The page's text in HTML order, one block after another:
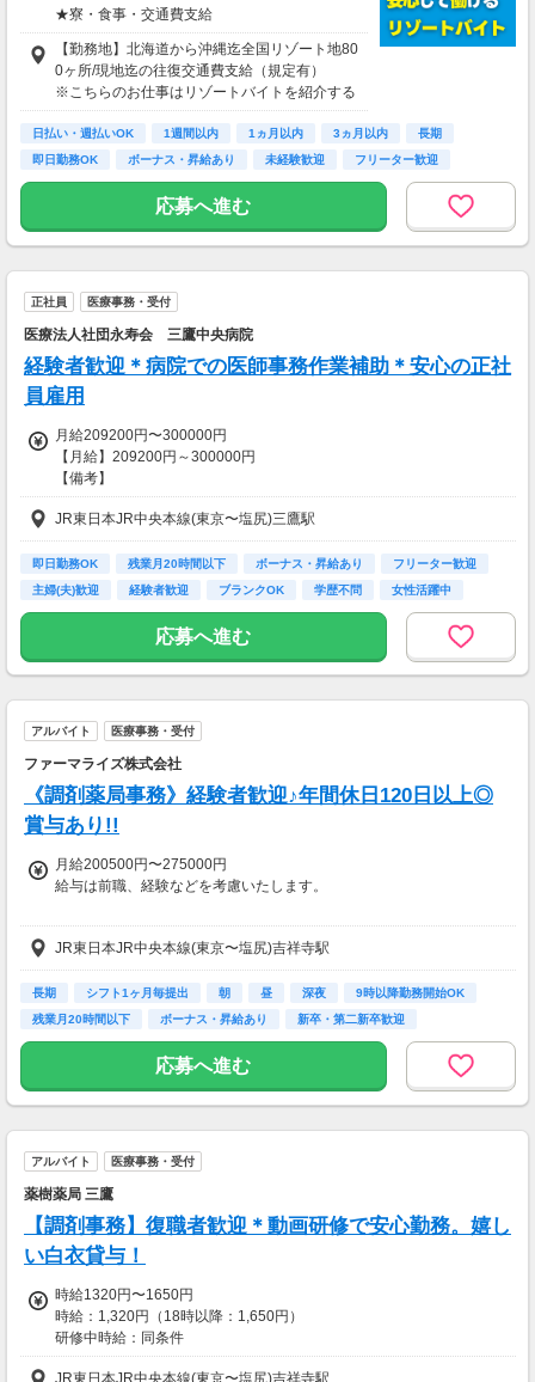
★寮・食事・交通費支給
住み込みのお仕事のため、以下の補助がありま
す。
・寮費・光熱費無料（個室あり）
・食事無料
・往復交通費支給（上限あり）
※勤務地による
生活費がかからないので、働いた分のほとんど
を貯金にまわすことができます！
▼月収例
25万5,300円
＝(時給1,200円×8h＋残業1h)×23日
▼貯金の目安
＜リゾートバイト＞
住まい ：無料
Wi-Fi代 ：無料
食費 ：無料
スマホ ：0.5万円
そのほか ：1.5万円
社会保険 ：3万円
支出合計 ：5万円
→毎月20万円程度の貯金が目指せます！
短期でお金を貯めたい方にはピッタリ！
【勤務地】北海道から沖縄迄全国リゾート地80
0ヶ所/現地迄の往復交通費支給（規定有）
※こちらのお仕事はリゾートバイトを紹介する
募集となっており実際に募集がある勤務地と異
なる場合がございます。
カウンセリングでご希望条件をお伺いし、全国
からお仕事をご案内いたします。※ご自宅から
★お仕事開始までの流れ★
日払い・週払いOK 1週間以内 1ヵ月以内 3ヵ月以内
長期
即日勤務OK
ボーナス・昇給あり 未経験歓迎 フリーター歓迎
応募へ進む
正社員 医療事務・受付
医療法人社団永寿会 三鷹中央病院
経験者歓迎＊病院での医師事務作業補助＊安心の正社
員雇用
月給209200円〜300000円
【月給】209200円～300000円
【備考】
経験に応じて考慮
【賞与】年2回 4ヶ月分
【昇給】前年度実績：1ヶ月あたり1600円～2100円
【交通費】
JR東日本JR中央本線(東京〜塩尻)三鷹駅
即日勤務OK 残業月20時間以下 ボーナス・昇給あり
フリーター歓迎
主婦(夫)歓迎
経験者歓迎 ブランクOK 学歴不問 女性活躍中
応募へ進む
アルバイト 医療事務・受付
ファーマライズ株式会社
《調剤薬局事務》経験者歓迎♪年間休日120日以上◎
賞与あり!!
月給200500円〜275000円
給与は前職、経験などを考慮いたします。
【交通費】
一部支給
JR東日本JR中央本線(東京〜塩尻)吉祥寺駅
長期 シフト1ヶ月毎提出 朝 昼 深夜
9時以降勤務開始OK
残業月20時間以下
ボーナス・昇給あり 新卒・第二新卒歓迎
応募へ進む
アルバイト 医療事務・受付
薬樹薬局 三鷹
【調剤事務】復職者歓迎＊動画研修で安心勤務。嬉し
い白衣貸与！
時給1320円〜1650円
時給：1,320円（18時以降：1,650円）
研修中時給：同条件
JR東日本JR中央本線(東京〜塩尻)吉祥寺駅